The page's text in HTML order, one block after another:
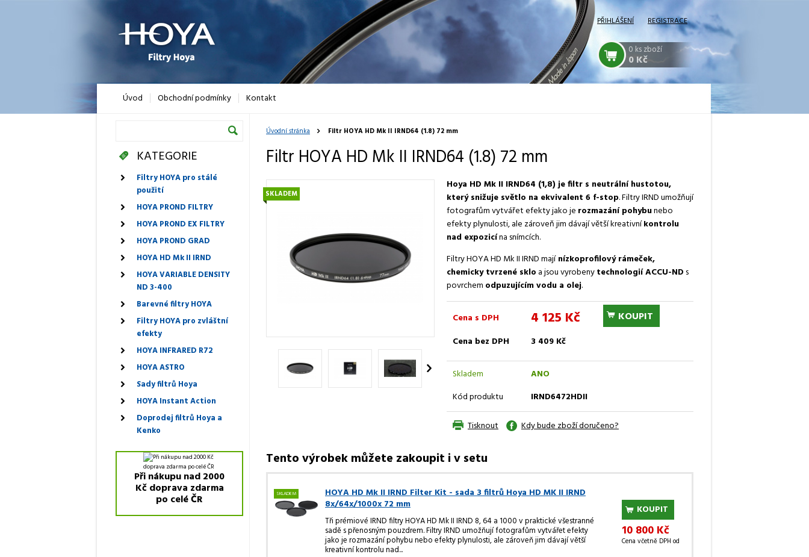
Úvodní stránka Filtr HOYA HD Mk II IRND64 (1.8) 72 mm
Filtr HOYA HD Mk II IRND64 (1.8) 72 mm
Hoya HD Mk II IRND64 (1,8) je filtr s neutrální hustotou,
který snižuje světlo na ekvivalent 6 f-stop. Filtry IRND umožňují
fotografům vytvářet efekty jako je rozmazání pohybunebo
efekty plynulosti, ale zároveň jim dávají větší kreativníkontrolu
nad expozicína snímcích.
Filtry HOYA HD Mk II IRND majínízkoprofilový rámeček,
chemicky tvrzené sklo a jsou vyrobenytechnologií ACCU-ND s
povrchem odpuzujícím vodu a olej.
Cena s DPH 4 125 Kč KOUPIT
Cena bez DPH 3 409 Kč
Skladem
ANO
Kód produktu
IRND6472HDII
Tisknout Kdy bude zboží doručeno?
SKLADEM
Tento výrobek můžete zakoupit i v setu
HOYA HD Mk II IRND Filter Kit - sada 3 filtrů Hoya HD MK II IRND
8x/64x/1000x 72 mm
SKLADEM
Tři prémiové IRND filtry HOYA HD Mk II IRND 8, 64 a 1000 v praktické všestranné
sadě s přenosným pouzdrem.Filtry IRND umožňují fotografům vytvářet efekty
jako je rozmazání pohybu nebo efekty plynulosti, ale zároveň jim dávají větší
kreativní kontrolu nad...
KOUPIT
10 800 Kč
Cena včetně DPH od
KATEGORIE
Filtry HOYA pro stálé
použití
HOYA PROND FILTRY
HOYA PROND EX FILTRY
HOYA PROND GRAD
HOYA HD Mk II IRND
HOYA VARIABLE DENSITY
ND 3-400
Barevné filtry HOYA
Filtry HOYA pro zvláštní
efekty
HOYA INFRARED R72
HOYA ASTRO
Sady filtrů Hoya
HOYA Instant Action
Doprodej filtrů Hoya a
Kenko
Při nákupu nad 2000
Kč doprava zdarma
po celé ČR
PŘIHLÁŠENÍ REGISTRACE
0 ks zboží
0 Kč
Úvod Obchodní podmínky Kontakt